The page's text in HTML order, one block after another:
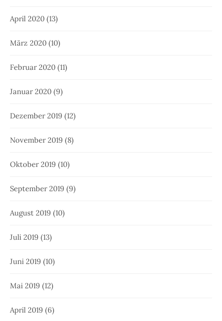
April 2020 (13)
März 2020 (10)
Februar 2020 (11)
Januar 2020 (9)
Dezember 2019 (12)
November 2019 (8)
Oktober 2019 (10)
September 2019 (9)
August 2019 (10)
Juli 2019 (13)
Juni 2019 (10)
Mai 2019 (12)
April 2019 (6)